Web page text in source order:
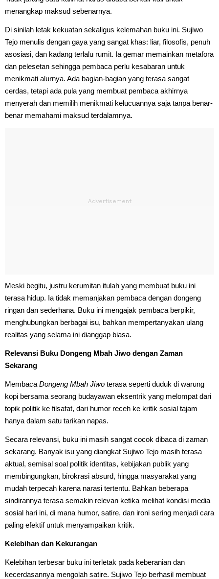
menangkap maksud sebenarnya.
Di sinilah letak kekuatan sekaligus kelemahan buku ini. Sujiwo
Tejo menulis dengan gaya yang sangat khas: liar, filosofis, penuh
asosiasi, dan kadang terlalu rumit. Ia gemar memainkan metafora
dan pelesetan sehingga pembaca perlu kesabaran untuk
menikmati alurnya. Ada bagian-bagian yang terasa sangat
cerdas, tetapi ada pula yang membuat pembaca akhirnya
menyerah dan memilih menikmati kelucuannya saja tanpa benar-
benar memahami maksud terdalamnya.
Meski begitu, justru kerumitan itulah yang membuat buku ini
terasa hidup. Ia tidak memanjakan pembaca dengan dongeng
ringan dan sederhana. Buku ini mengajak pembaca berpikir,
menghubungkan berbagai isu, bahkan mempertanyakan ulang
realitas yang selama ini dianggap biasa.
Relevansi Buku Dongeng Mbah Jiwo dengan Zaman
Sekarang
Membaca Dongeng Mbah Jiwo terasa seperti duduk di warung
kopi bersama seorang budayawan eksentrik yang melompat dari
topik politik ke filsafat, dari humor receh ke kritik sosial tajam
hanya dalam satu tarikan napas.
Secara relevansi, buku ini masih sangat cocok dibaca di zaman
sekarang. Banyak isu yang diangkat Sujiwo Tejo masih terasa
aktual, semisal soal politik identitas, kebijakan publik yang
membingungkan, birokrasi absurd, hingga masyarakat yang
mudah terpecah karena narasi tertentu. Bahkan beberapa
sindirannya terasa semakin relevan ketika melihat kondisi media
sosial hari ini, di mana humor, satire, dan ironi sering menjadi cara
paling efektif untuk menyampaikan kritik.
Kelebihan dan Kekurangan
Kelebihan terbesar buku ini terletak pada keberanian dan
kecerdasannya mengolah satire. Sujiwo Tejo berhasil membuat